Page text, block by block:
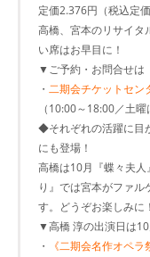
定価2.376円（税込
高橋、宮本のリサイタ
い席はお早目に！
▼ご予約・お問合せは
・ 二期会チケットセン
（10:00～18:00／土
◆それぞれの活躍に目
にも登場！
高橋は10月『蝶々夫
り』では宮本がファ
す。どうぞお楽しみに！
▼高橋 淳の出演日は
・
《二期会名作オペ